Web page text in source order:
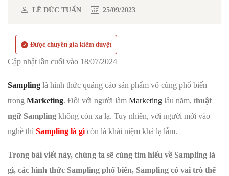
LÊ ĐỨC TUẤN 25/09/2023
Được chuyên gia kiểm duyệt
Cập nhật lần cuối vào 18/07/2024
Sampling là hình thức quảng cáo sản phẩm vô cùng phổ biến
trong Marketing. Đối với người làm Marketing lâu năm, thuật
ngữ Sampling không còn xa lạ. Tuy nhiên, với người mới vào
nghề thì Sampling là gì còn là khái niệm khá lạ lẫm.
Trong bài viết này, chúng ta sẽ cùng tìm hiểu về Sampling là
gì, các hình thức Sampling phổ biến, Sampling có vai trò thế